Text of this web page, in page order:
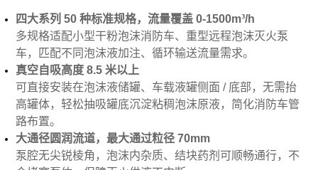
四大系列 50 种标准规格，流量覆盖 0-1500m³/h
多规格适配小型干粉泡沫消防车、重型远程泡沫灭火泵
车，匹配不同泡沫液加注、循环输送流量需求。
真空自吸高度 8.5 米以上
可直接安装在泡沫液储罐、车载液罐侧面 / 底部，无需抬
高罐体，轻松抽吸罐底沉淀粘稠泡沫原液，简化消防车管
路布置。
大通径圆润流道，最大通过粒径 70mm
泵腔无尖锐棱角，泡沫内杂质、结块药剂可顺畅通行，不